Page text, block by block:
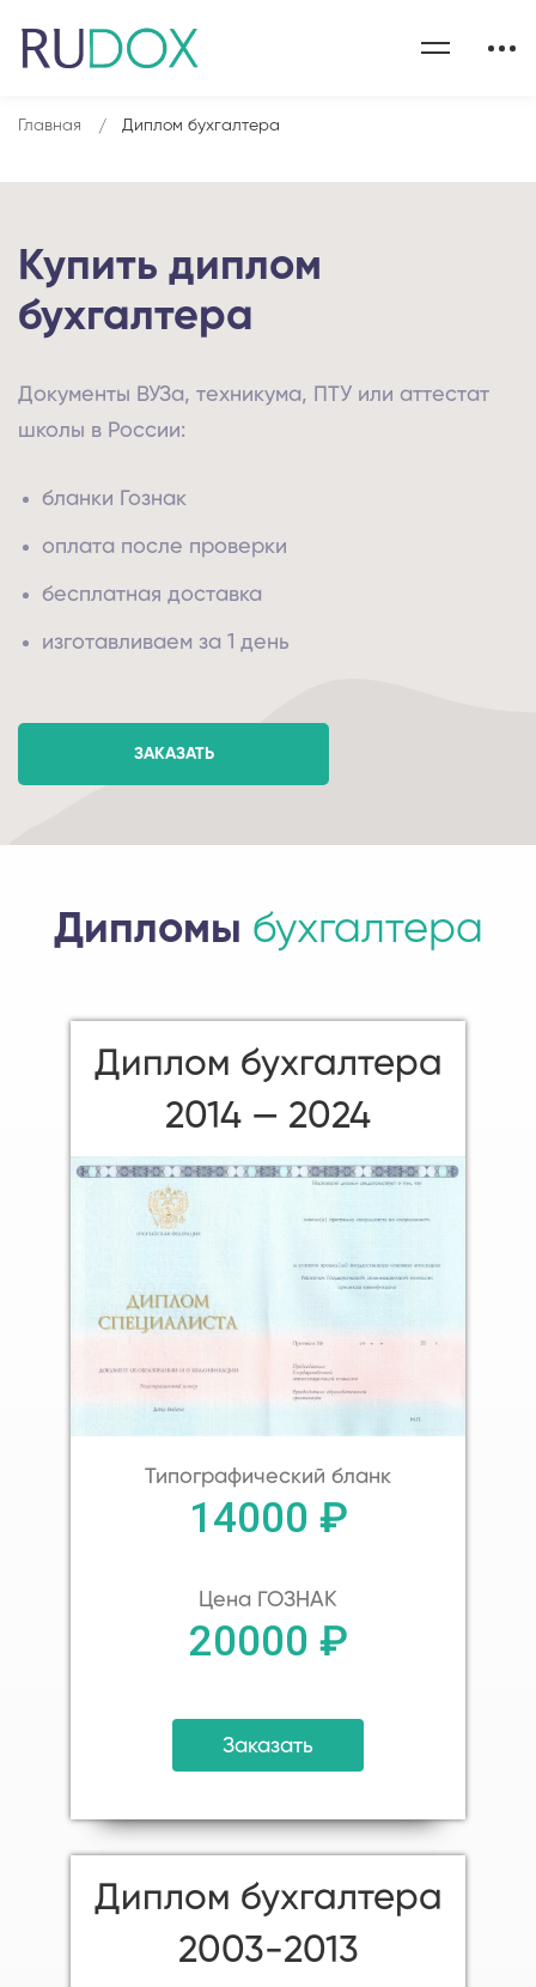
Главная Диплом бухгалтера
Купить диплом
бухгалтера
Документы ВУЗа, техникума, ПТУ или аттестат
школы в России:
бланки Гознак
оплата после проверки
бесплатная доставка
изготавливаем за 1 день
ЗАКАЗАТЬ
Дипломы бухгалтера
Диплом бухгалтера
2014 — 2024
Типографический бланк
14000 ₽
Цена ГОЗНАК
20000 ₽
Заказать
Диплом бухгалтера
2003-2013